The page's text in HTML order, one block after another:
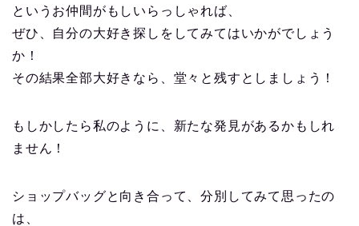
というお仲間がもしいらっしゃれば、
ぜひ、自分の大好き探しをしてみてはいかがでしょう
か！
その結果全部大好きなら、堂々と残すとしましょう！
もしかしたら私のように、新たな発見があるかもしれ
ません！
ショップバッグと向き合って、分別してみて思ったの
は、